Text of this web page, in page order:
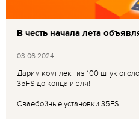
В честь начала лета
03.06.2024
Дарим комплект из 100 штук
35FS до конца июля!
Сваебойные установки 35FS